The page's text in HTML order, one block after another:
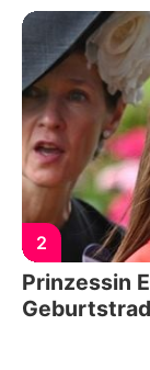
2
Prinzessin